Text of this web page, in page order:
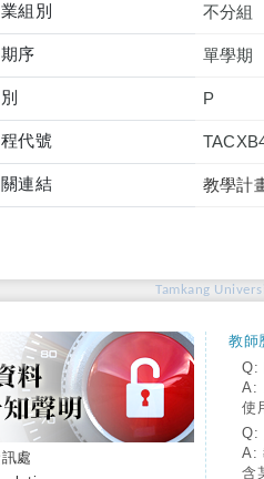
組別 不分組
序 單學期
P
代號
連結 教學計
Tamkang
處
教師
Q:
A:
使
Q:
A:
含